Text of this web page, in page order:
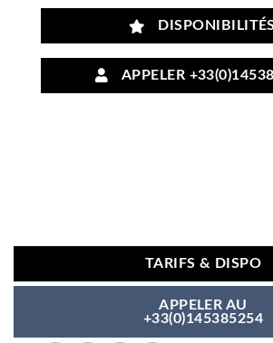
APPELER
TARIFS & DISPO
APPELER AU
+33(0)145385254